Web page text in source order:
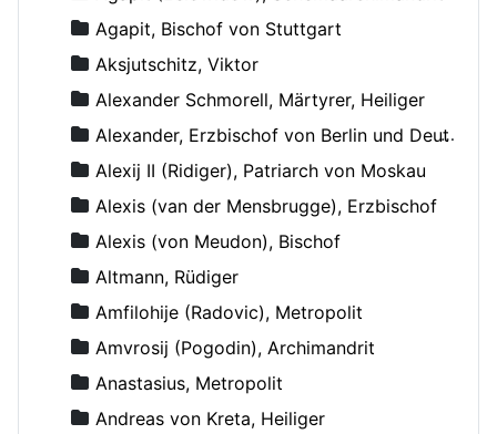
Agapit, Bischof von Stuttgart
Aksjutschitz, Viktor
Alexander Schmorell, Märtyrer, Heiliger
Alexander, Erzbischof von Berlin und Deutschland
Alexij II (Ridiger), Patriarch von Moskau
Alexis (van der Mensbrugge), Erzbischof
Alexis (von Meudon), Bischof
Altmann, Rüdiger
Amfilohije (Radovic), Metropolit
Amvrosij (Pogodin), Archimandrit
Anastasius, Metropolit
Andreas von Kreta, Heiliger